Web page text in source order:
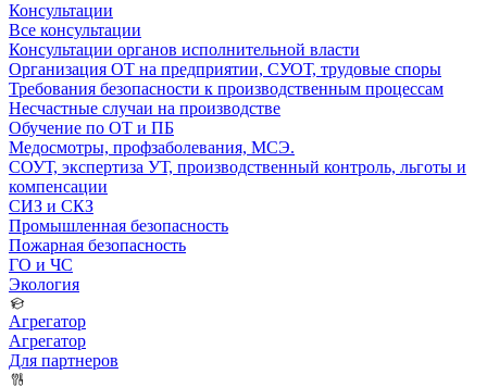
Консультации
Все консультации
Консультации органов исполнительной власти
Организация ОТ на предприятии, СУОТ, трудовые споры
Требования безопасности к производственным процессам
Несчастные случаи на производстве
Обучение по ОТ и ПБ
Медосмотры, профзаболевания, МСЭ.
СОУТ, экспертиза УТ, производственный контроль, льготы и
компенсации
СИЗ и СКЗ
Промышленная безопасность
Пожарная безопасность
ГО и ЧС
Экология
Агрегатор
Агрегатор
Для партнеров